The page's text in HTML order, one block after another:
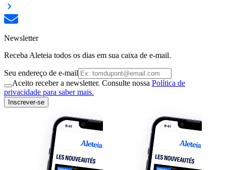
Newsletter
Receba Aleteia todos os dias em sua caixa de e-mail.
Seu endereço de e-mail
Aceito receber a newsletter. Consulte nossa Política de
privacidade para saber mais.
Inscrever-se